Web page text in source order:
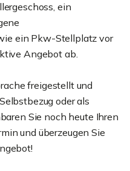
ein
ein Pkw-Stellplatz vor
Angebot ab.
freigestellt und
oder als
Sie noch heute Ihren
und überzeugen Sie